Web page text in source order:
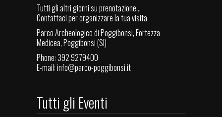
Tutti gli altri giorni su prenotazione...
Contattaci per organizzare la tua visita
Parco Archeologico di Poggibonsi, Fortezza
Medicea, Poggibonsi (SI)
Phone: 392 9279400
E-mail:info@parco-poggibonsi.it
Tutti gli Eventi